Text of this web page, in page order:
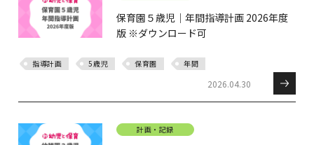
保育園５歳児｜年間指導計画 2026年度
版 ※ダウンロード可
指導計画 5歳児 保育園 年間
2026.04.30
計画・記録